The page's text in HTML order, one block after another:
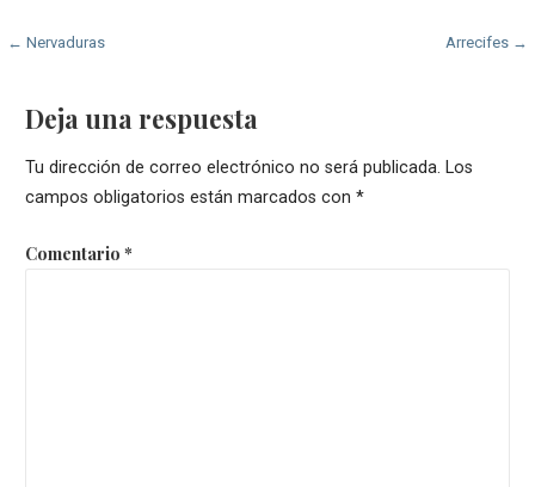
Navegación
entradas
← Nervaduras Arrecifes →
Deja una respuesta
Tu dirección de correo electrónico no será publicada. Los
campos obligatorios están marcados con *
Comentario *